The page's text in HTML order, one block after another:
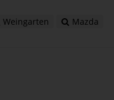
Weingarten Mazda